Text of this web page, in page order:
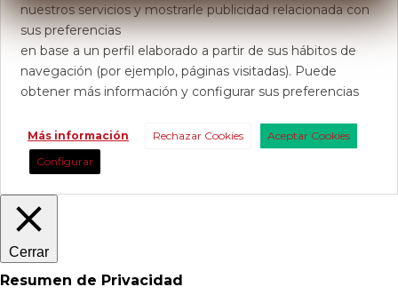
nuestros servicios y mostrarle publicidad relacionada con
sus preferencias
en base a un perfil elaborado a partir de sus hábitos de
navegación (por ejemplo, páginas visitadas). Puede
obtener más información y configurar sus preferencias
Más información Rechazar Cookies
Aceptar Cookies
Configurar
Cerrar
Resumen de Privacidad